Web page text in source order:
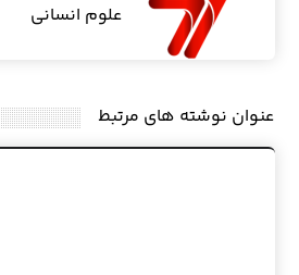
علوم انسانی
عنوان ‫نوشته های مرتبط